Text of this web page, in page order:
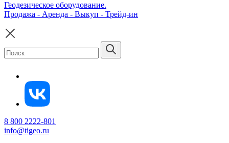
Геодезическое оборудование.
Продажа - Аренда - Выкуп - Трейд-ин
8 800 2222-801
info@tigeo.ru